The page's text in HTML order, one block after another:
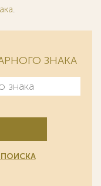
.
ЗНАКА